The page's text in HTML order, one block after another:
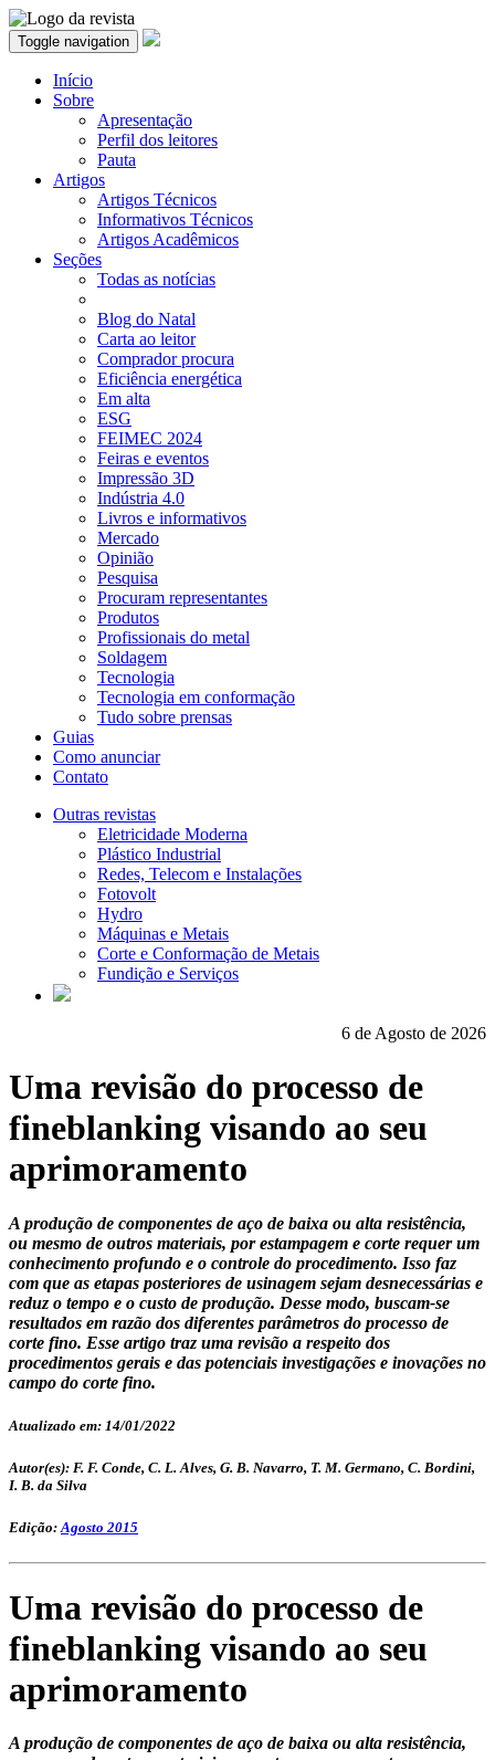
Toggle navigation
Início
Sobre
Apresentação
Perfil dos leitores
Pauta
Artigos
Artigos Técnicos
Informativos Técnicos
Artigos Acadêmicos
Seções
Todas as notícias
Blog do Natal
Carta ao leitor
Comprador procura
Eficiência energética
Em alta
ESG
FEIMEC 2024
Feiras e eventos
Impressão 3D
Indústria 4.0
Livros e informativos
Mercado
Opinião
Pesquisa
Procuram representantes
Produtos
Profissionais do metal
Soldagem
Tecnologia
Tecnologia em conformação
Tudo sobre prensas
Guias
Como anunciar
Contato
Outras revistas
Eletricidade Moderna
Plástico Industrial
Redes, Telecom e Instalações
Fotovolt
Hydro
Máquinas e Metais
Corte e Conformação de Metais
Fundição e Serviços
6 de Agosto de 2026
Uma revisão do processo de
fineblanking visando ao seu
aprimoramento
A produção de componentes de aço de baixa ou alta resistência,
ou mesmo de outros materiais, por estampagem e corte requer um
conhecimento profundo e o controle do procedimento. Isso faz
com que as etapas posteriores de usinagem sejam desnecessárias e
reduz o tempo e o custo de produção. Desse modo, buscam-se
resultados em razão dos diferentes parâmetros do processo de
corte fino. Esse artigo traz uma revisão a respeito dos
procedimentos gerais e das potenciais investigações e inovações no
campo do corte fino.
Atualizado em: 14/01/2022
Autor(es): F. F. Conde, C. L. Alves, G. B. Navarro, T. M. Germano, C. Bordini,
I. B. da Silva
Edição:Agosto 2015
Uma revisão do processo de
fineblanking visando ao seu
aprimoramento
A produção de componentes de aço de baixa ou alta resistência,